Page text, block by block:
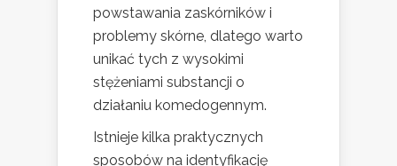
powstawania zaskórników i
problemy skórne, dlatego warto
unikać tych z wysokimi
stężeniami substancji o
działaniu komedogennym.
Istnieje kilka praktycznych
sposobów na identyfikację